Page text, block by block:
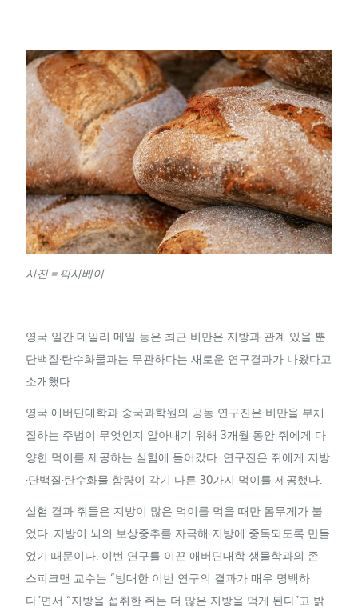
사진 = 픽사베이
영국 일간 데일리 메일 등은 최근 비만은 지방과 관계 있을 뿐
단백질·탄수화물과는 무관하다는 새로운 연구결과가 나왔다고
소개했다.
영국 애버딘대학과 중국과학원의 공동 연구진은 비만을 부채
질하는 주범이 무엇인지 알아내기 위해 3개월 동안 쥐에게 다
양한 먹이를 제공하는 실험에 들어갔다. 연구진은 쥐에게 지방
·단백질·탄수화물 함량이 각기 다른 30가지 먹이를 제공했다.
실험 결과 쥐들은 지방이 많은 먹이를 먹을 때만 몸무게가 불
었다. 지방이 뇌의 보상중추를 자극해 지방에 중독되도록 만들
었기 때문이다. 이번 연구를 이끈 애버딘대학 생물학과의 존
스피크맨 교수는 “방대한 이번 연구의 결과가 매우 명백하
다”면서 “지방을 섭취한 쥐는 더 많은 지방을 먹게 된다”고 밝